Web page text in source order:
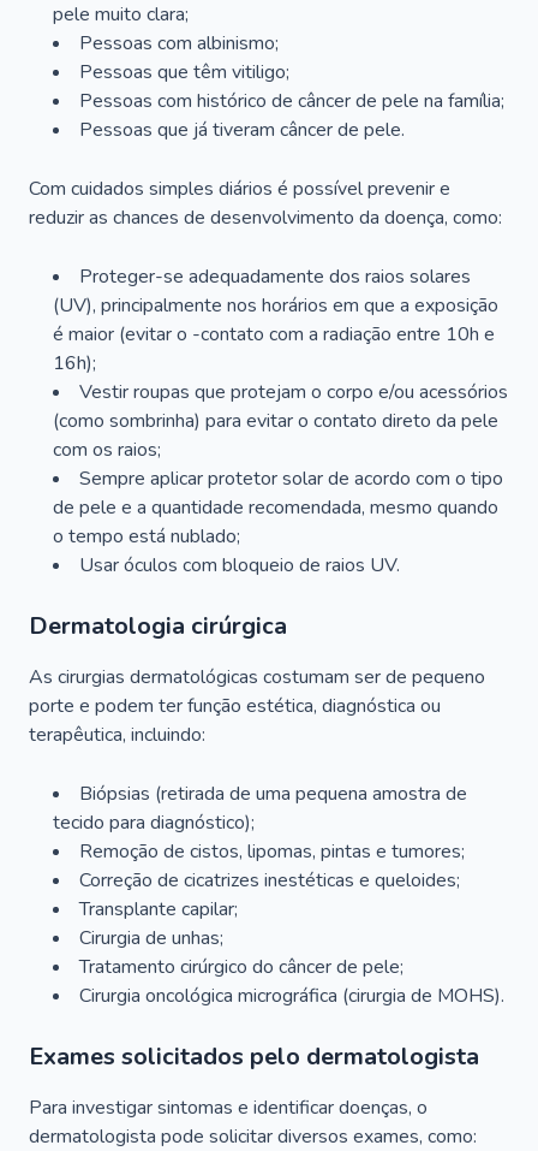
pele muito clara;
Pessoas com albinismo;
Pessoas que têm vitiligo;
Pessoas com histórico de câncer de pele na família;
Pessoas que já tiveram câncer de pele.
Com cuidados simples diários é possível prevenir e
reduzir as chances de desenvolvimento da doença, como:
Proteger-se adequadamente dos raios solares
(UV), principalmente nos horários em que a exposição
é maior (evitar o -contato com a radiação entre 10h e
16h);
Vestir roupas que protejam o corpo e/ou acessórios
(como sombrinha) para evitar o contato direto da pele
com os raios;
Sempre aplicar protetor solar de acordo com o tipo
de pele e a quantidade recomendada, mesmo quando
o tempo está nublado;
Usar óculos com bloqueio de raios UV.
Dermatologia cirúrgica
As cirurgias dermatológicas costumam ser de pequeno
porte e podem ter função estética, diagnóstica ou
terapêutica, incluindo:
Biópsias (retirada de uma pequena amostra de
tecido para diagnóstico);
Remoção de cistos, lipomas, pintas e tumores;
Correção de cicatrizes inestéticas e queloides;
Transplante capilar;
Cirurgia de unhas;
Tratamento cirúrgico do câncer de pele;
Cirurgia oncológica micrográfica (cirurgia de MOHS).
Exames solicitados pelo dermatologista
Para investigar sintomas e identificar doenças, o
dermatologista pode solicitar diversos exames, como: